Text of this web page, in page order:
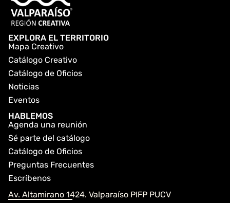
EXPLORA EL TERRITORIO
Mapa Creativo
Catálogo Creativo
Catálogo de Oficios
Noticias
Eventos
HABLEMOS
Agenda una reunión
Sé parte del catálogo
Catálogo de Oficios
Preguntas Frecuentes
Escríbenos
Av. Altamirano 1424. Valparaíso PIFP PUCV